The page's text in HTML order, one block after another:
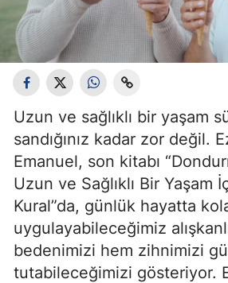
Uzun ve sağlıklı bir yaşam
sandığınız kadar zor değil.
Emanuel, son kitabı
Uzun ve Sağlıklı Bir Yaşam
Kural”da, günlük hayatta
uygulayabileceğimiz
bedenimizi hem zihnimizi
tutabileceğimizi gösteriyor.